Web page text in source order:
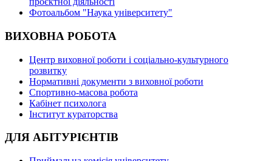
Фотоальбом "Наука університету"
ВИХОВНА РОБОТА
Центр виховної роботи і соціально-культурного
розвитку
Нормативні документи з виховної роботи
Спортивно-масова робота
Кабінет психолога
Інститут кураторства
ДЛЯ АБІТУРІЄНТІВ